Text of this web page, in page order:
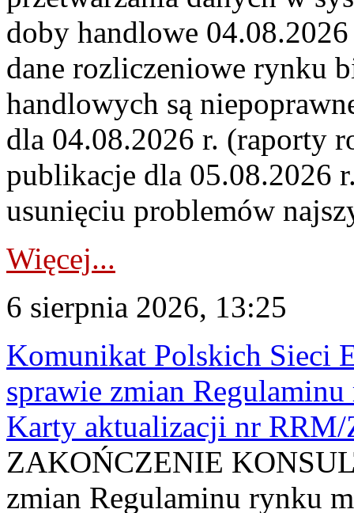
doby handlowe
dane rozliczeniowe rynku
handlowych są
dla 04.08.2026 r. (raporty
publikacje dla 05.08.2026
usunięciu problemów
Więcej...
6 sierpnia 2026, 13:25
Komunikat Polskich Sieci
sprawie zmian
Karty aktualizacji nr
ZAKOŃCZENIE
zmian Regulaminu rynku